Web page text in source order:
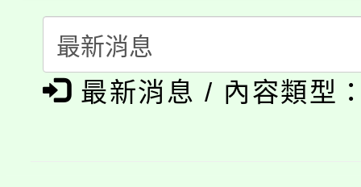
者。
份教師研習
淨零綠生活教案入校路
會
115年食農教育專業人
程
「本色祭」8/29、30在
最新消息 / 內容類型